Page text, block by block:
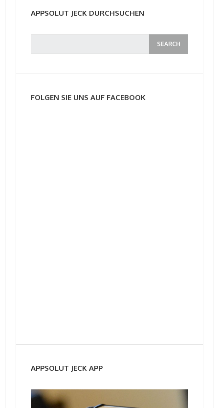
APPSOLUT JECK DURCHSUCHEN
FOLGEN SIE UNS AUF FACEBOOK
APPSOLUT JECK APP